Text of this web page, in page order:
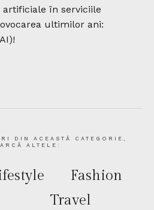
în serviciile
ultimilor ani:
DIN ACEASTĂ CATEGORIE,
ALTELE:
Fashion
Travel